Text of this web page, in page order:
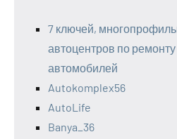
7 ключей,
автоцентров по
автомобилей
Autokomplex56
AutoLife
Banya_36